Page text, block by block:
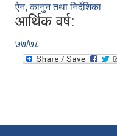
ऐन, कानुन तथा निर्देशिका
आर्थिक वर्ष:
७७/७८